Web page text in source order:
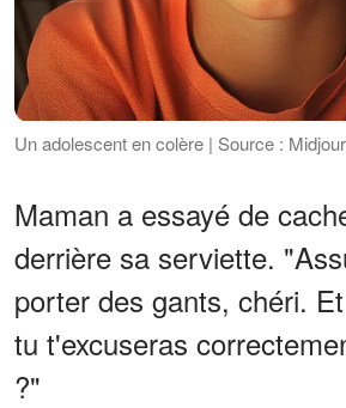
Un adolescent en colère | Source :
Maman a essayé de
derrière sa serviette.
porter des gants, chéri.
tu t'excuseras
?"